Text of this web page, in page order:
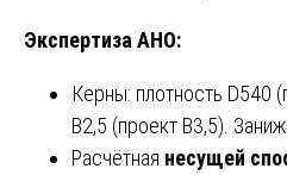
Экспертиза АНО:
Керны: плотность D540
B2,5 (проект B3,5).
Расчётная несущей